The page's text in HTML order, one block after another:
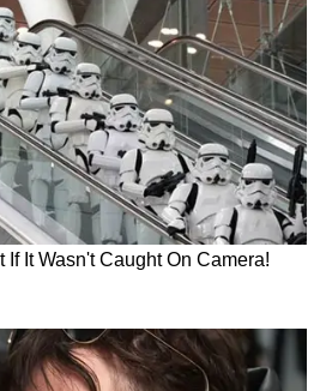
समय से बॉलीवुड के साथ साउथ
रहे हैं। राम चरण की पेड्डी में